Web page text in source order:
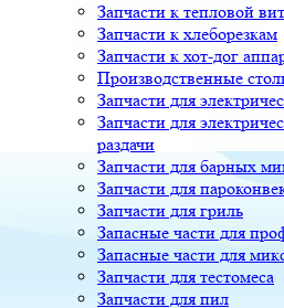
Запчасти к тепловой
Запчасти к хлеборезкам
Запчасти к хот-дог
Производственные
Запчасти для
Запчасти для
раздачи
Запчасти для барных
Запчасти для
Запчасти для гриль
Запасные части для
Запасные части для
Запчасти для тестомеса
Запчасти для пил